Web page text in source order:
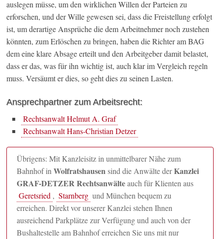
auslegen müsse, um den wirklichen Willen der Parteien zu
erforschen, und der Wille gewesen sei, dass die Freistellung erfolgt
ist, um derartige Ansprüche die dem Arbeitnehmer noch zustehen
könnten, zum Erlöschen zu bringen, haben die Richter am BAG
dem eine klare Absage erteilt und den Arbeitgeber damit belastet,
dass er das, was für ihn wichtig ist, auch klar im Vergleich regeln
muss. Versäumt er dies, so geht dies zu seinen Lasten.
Ansprechpartner zum Arbeitsrecht:
Rechtsanwalt Helmut A. Graf
Rechtsanwalt Hans-Christian Detzer
Übrigens: Mit Kanzleisitz in unmittelbarer Nähe zum
Bahnhof inWolfratshausensind die Anwälte derKanzlei
GRAF-DETZER Rechtsanwälteauch für Klienten aus
Geretsried , Starnberg und München bequem zu
erreichen. Direkt vor unserer Kanzlei stehen Ihnen
ausreichend Parkplätze zur Verfügung und auch von der
Bushaltestelle am Bahnhof erreichen Sie uns mit nur